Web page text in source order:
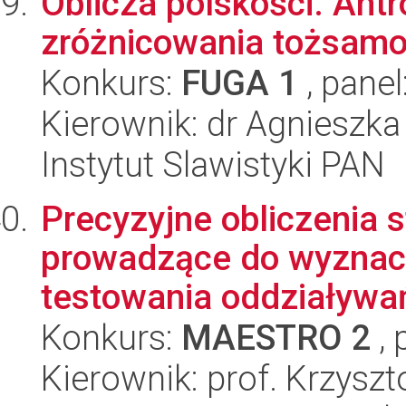
zróżnicowania
Konkurs: FUGA 1 ,
Kierownik: dr
Instytut Slawistyki PAN
Precyzyjne obliczenia
prowadzące do
testowania
Konkurs: MAESTRO 2 ,
Kierownik: prof.